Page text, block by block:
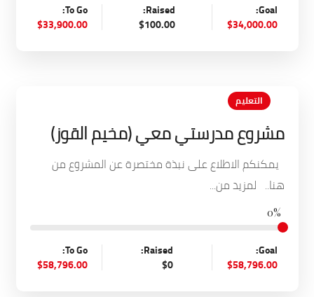
Goal:
$34,000.00
Raised:
$100.00
To Go:
$33,900.00
التعليم
مشروع مدرستي معي (مخيم القوز)
يمكنكم الاطلاع على نبذة مختصرة عن المشروع من
هنا.. لمزيد من...
0%
Goal:
$58,796.00
Raised:
$0
To Go:
$58,796.00